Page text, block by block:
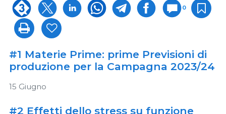
0
#1 Materie Prime: prime Previsioni di
produzione per la Campagna 2023/24
15 Giugno
#2 Effetti dello stress su funzione